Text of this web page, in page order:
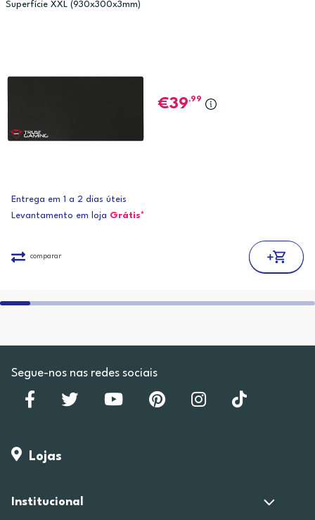
Superfície XXL (930x300x3mm)
39,99
Entrega em 1 a 2 dias úteis
Levantamento em loja Grátis*
comparar
Segue-nos nas redes sociais
Lojas
Institucional